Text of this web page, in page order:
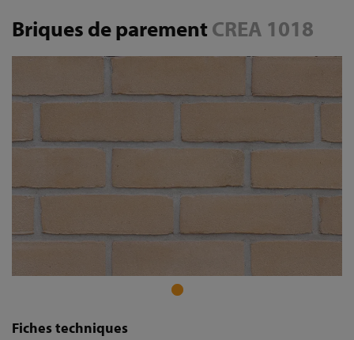
Briques de parement CREA 1018
Fiches techniques